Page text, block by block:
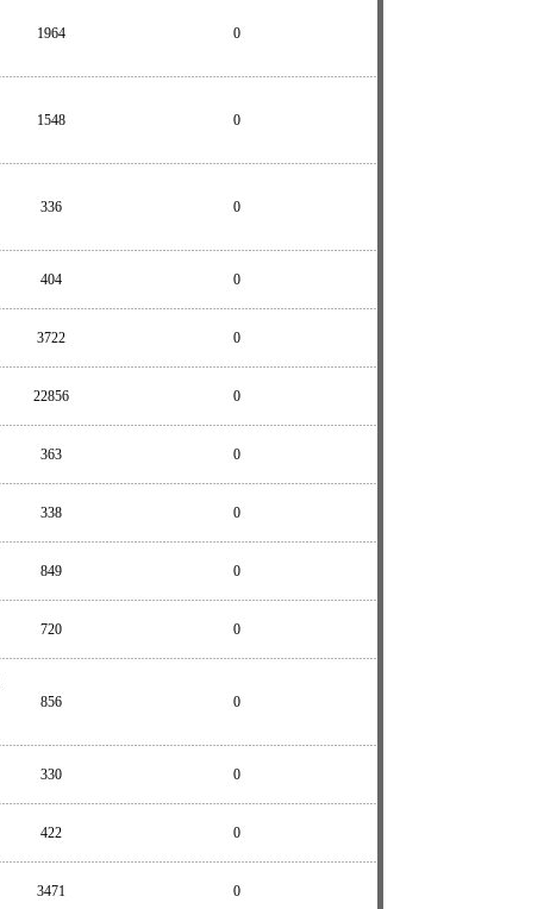
1964 0
1548 0
336 0
404 0
3722 0
22856 0
363 0
338 0
849 0
720 0
856 0
330 0
422 0
3471 0